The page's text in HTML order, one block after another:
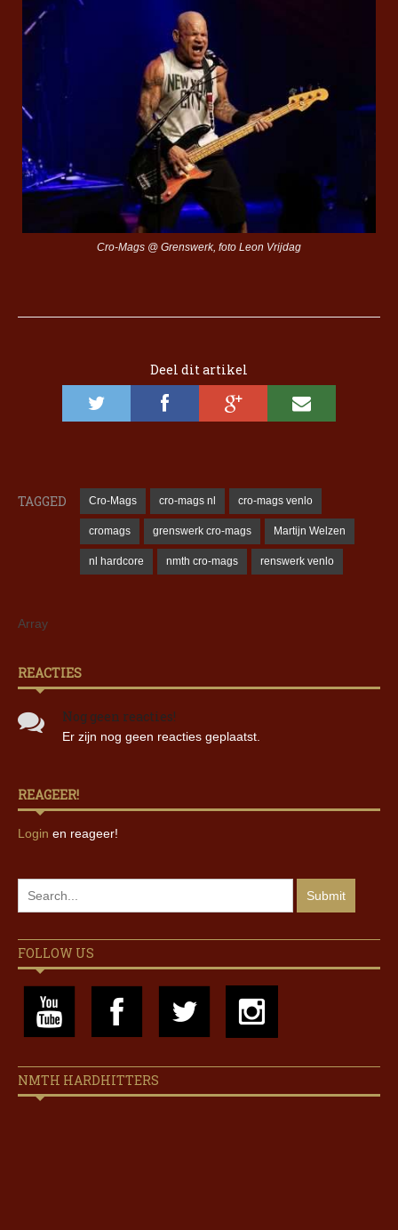
Cro-Mags @ Grenswerk, foto Leon Vrijdag
Deel dit artikel
TAGGED Cro-Mags cro-mags nl cro-mags venlo
cromags grenswerk cro-mags Martijn Welzen
nl hardcore nmth cro-mags renswerk venlo
Array
REACTIES
Nog geen reacties!
Er zijn nog geen reacties geplaatst.
REAGEER!
Login en reageer!
FOLLOW US
NMTH HARDHITTERS